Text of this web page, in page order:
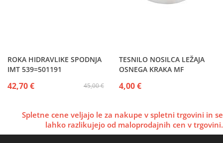
ROKA HIDRAVLIKE SPODNJA
IMT 539=501191
45,00 €
42,70 €
TESNILO NOSILCA LEŽAJA
OSNEGA KRAKA MF
4,00 €
Spletne cene veljajo le za nakupe v spletni trgovini in se
lahko razlikujejo od maloprodajnih cen v trgovini.